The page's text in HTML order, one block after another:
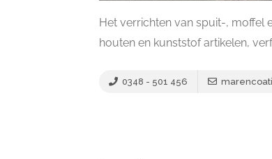
Het verrichten van spuit-, moffel
houten en kunststof artikelen,
0348 - 501 456